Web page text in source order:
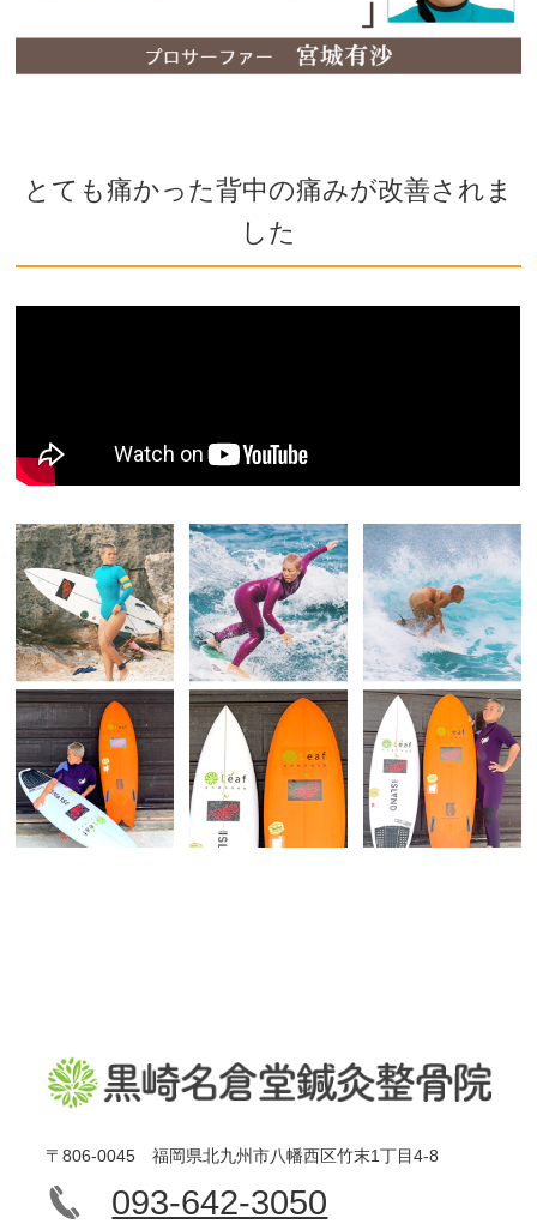
とても痛かった背中の痛みが改善されま
した
〒806-0045 福岡県北九州市八幡西区竹末1丁目4-8
093-642-3050